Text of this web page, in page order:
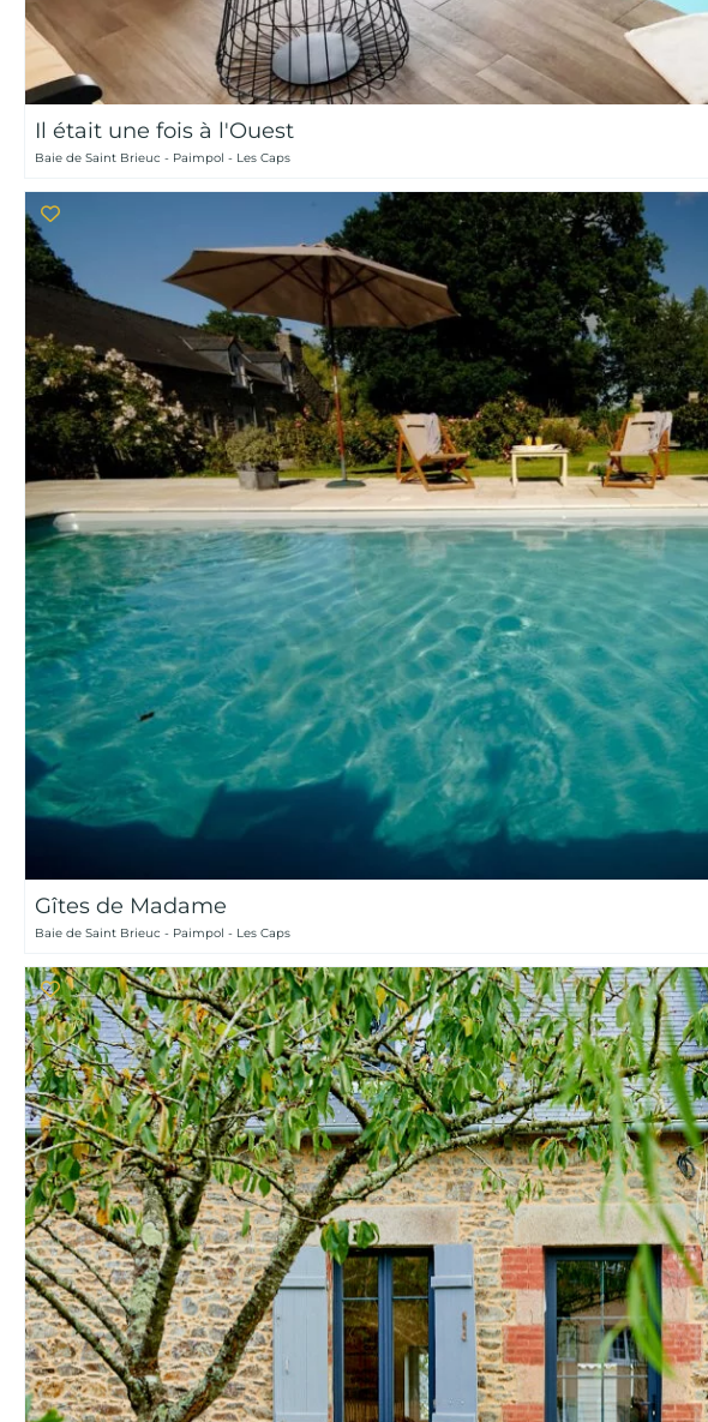
Il était une fois à l'Ouest
Baie de Saint Brieuc - Paimpol - Les Caps
Gîtes de Madame
Baie de Saint Brieuc - Paimpol - Les Caps